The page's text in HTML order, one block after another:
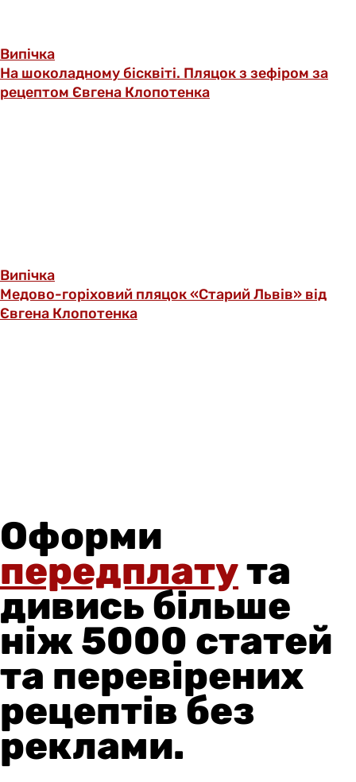
Випічка
На шоколадному бісквіті. Пляцок з зефіром за
рецептом Євгена Клопотенка
Випічка
Медово-горіховий пляцок «Старий Львів» від
Євгена Клопотенка
Оформи
передплатута
дивись більше
ніж 5000 статей
та перевірених
рецептів без
реклами.